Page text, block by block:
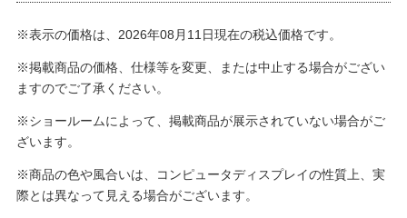
※表示の価格は、2026年08月11日現在の税込価格です。
※掲載商品の価格、仕様等を変更、または中止する場合がござい
ますのでご了承ください。
※ショールームによって、掲載商品が展示されていない場合がご
ざいます。
※商品の色や風合いは、コンピュータディスプレイの性質上、実
際とは異なって見える場合がございます。